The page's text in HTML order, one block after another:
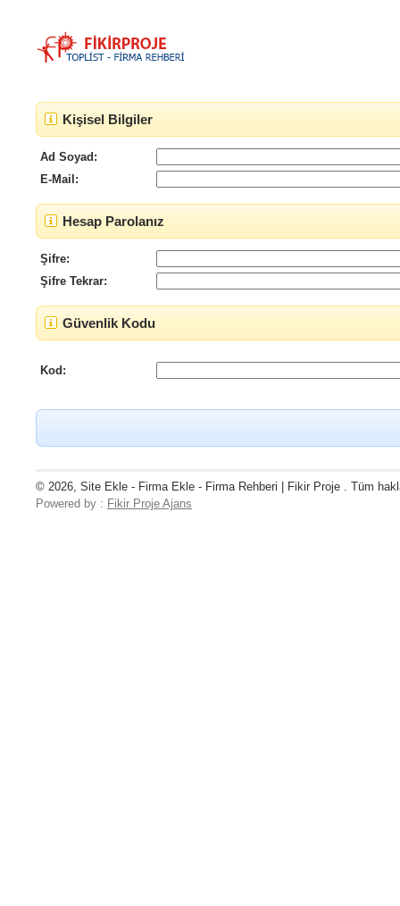
Kişisel Bilgiler
Ad Soyad:
E-Mail:
Hesap Parolanız
Şifre:
Şifre Tekrar:
Güvenlik Kodu
Kod:
© 2026, Site Ekle - Firma Ekle - Firma Rehberi | Fikir Proje . Tüm
Powered by : Fikir Proje Ajans